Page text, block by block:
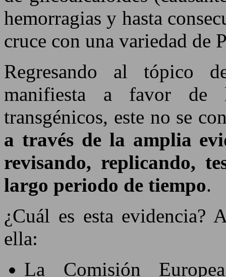
hemorragias y hasta
cruce con una variedad de
Regresando al tópico
manifiesta a favor de
transgénicos, este no se
a través de la amplia
revisando, replicando,
largo periodo de tiempo.
¿Cuál es esta evidencia?
ella:
La Comisión